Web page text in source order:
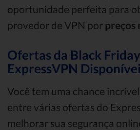
oportunidade perfeita para
provedor de VPN por preços
Ofertas da Black
ExpressVPN
Você tem uma chance
entre várias ofertas do
melhorar sua segurança